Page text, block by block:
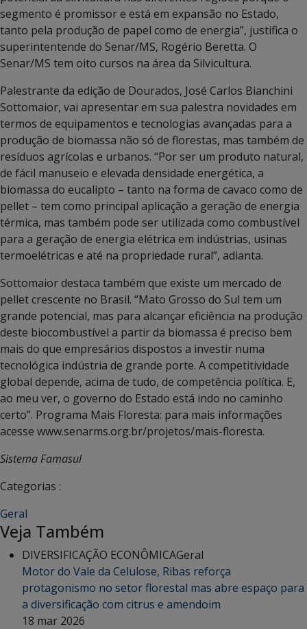
segmento é promissor e está em expansão no Estado,
tanto pela produção de papel como de energia”, justifica o
superintentende do Senar/MS, Rogério Beretta. O
Senar/MS tem oito cursos na área da Silvicultura.
Palestrante da edição de Dourados, José Carlos Bianchini
Sottomaior, vai apresentar em sua palestra novidades em
termos de equipamentos e tecnologias avançadas para a
produção de biomassa não só de florestas, mas também de
resíduos agrícolas e urbanos. “Por ser um produto natural,
de fácil manuseio e elevada densidade energética, a
biomassa do eucalipto – tanto na forma de cavaco como de
pellet – tem como principal aplicação a geração de energia
térmica, mas também pode ser utilizada como combustível
para a geração de energia elétrica em indústrias, usinas
termoelétricas e até na propriedade rural”, adianta.
Sottomaior destaca também que existe um mercado de
pellet crescente no Brasil. “Mato Grosso do Sul tem um
grande potencial, mas para alcançar eficiência na produção
deste biocombustível a partir da biomassa é preciso bem
mais do que empresários dispostos a investir numa
tecnológica indústria de grande porte. A competitividade
global depende, acima de tudo, de competência política. E,
ao meu ver, o governo do Estado está indo no caminho
certo”. Programa Mais Floresta: para mais informações
acesse www.senarms.org.br/projetos/mais-floresta.
Sistema Famasul
Categorias :
Geral
Veja Também
DIVERSIFICAÇÃO ECONÔMICAGeral
Motor do Vale da Celulose, Ribas reforça
protagonismo no setor florestal mas abre espaço para
a diversificação com citrus e amendoim
18 mar 2026